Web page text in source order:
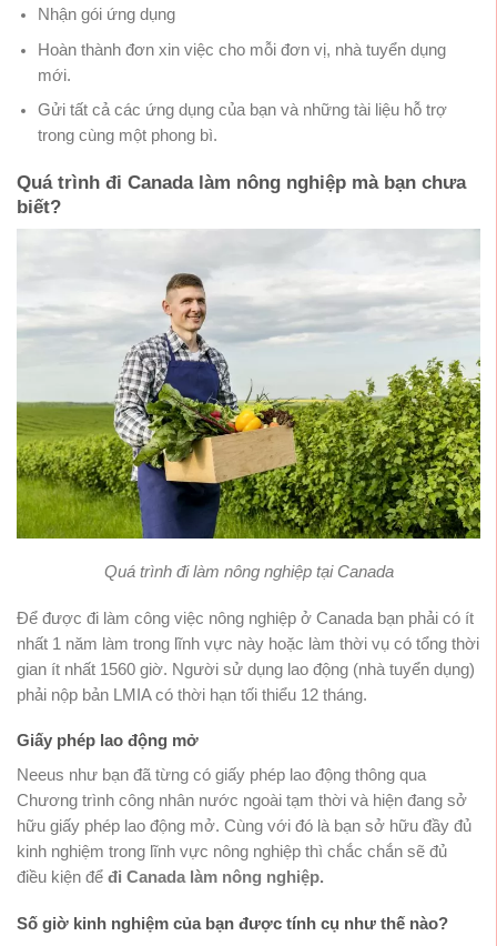
Nhận gói ứng dụng
Hoàn thành đơn xin việc cho mỗi đơn vị, nhà tuyển dụng
mới.
Gửi tất cả các ứng dụng của bạn và những tài liệu hỗ trợ
trong cùng một phong bì.
Quá trình đi Canada làm nông nghiệp mà bạn chưa
biết?
Quá trình đi làm nông nghiệp tại Canada
Để được đi làm công việc nông nghiệp ở Canada bạn phải có ít
nhất 1 năm làm trong lĩnh vực này hoặc làm thời vụ có tổng thời
gian ít nhất 1560 giờ. Người sử dụng lao động (nhà tuyển dụng)
phải nộp bản LMIA có thời hạn tối thiểu 12 tháng.
Giấy phép lao động mở
Neeus như bạn đã từng có giấy phép lao động thông qua
Chương trình công nhân nước ngoài tạm thời và hiện đang sở
hữu giấy phép lao động mở. Cùng với đó là bạn sở hữu đầy đủ
kinh nghiệm trong lĩnh vực nông nghiệp thì chắc chắn sẽ đủ
điều kiện để đi Canada làm nông nghiệp.
Số giờ kinh nghiệm của bạn được tính cụ như thế nào?